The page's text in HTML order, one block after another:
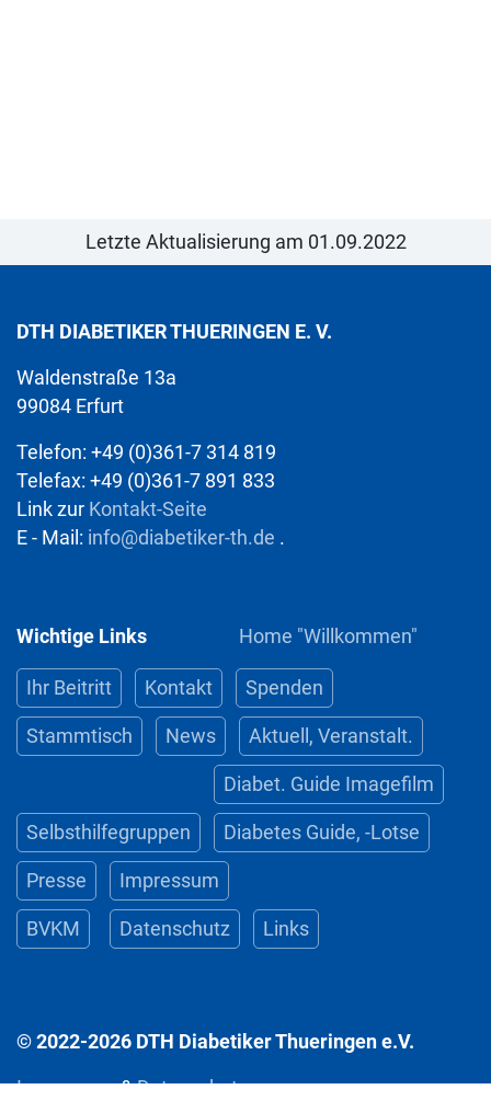
Letzte Aktualisierung am 01.09.2022
DTH DIABETIKER THUERINGEN E. V.
Waldenstraße 13a
99084 Erfurt
Telefon: +49 (0)361-7 314 819
Telefax: +49 (0)361-7 891 833
Link zur Kontakt-Seite
E - Mail: info@diabetiker-th.de .
Wichtige Links Home "Willkommen"
Ihr Beitritt Kontakt Spenden
Stammtisch News Aktuell, Veranstalt.
Selbsthilfegruppen
Diabet. Guide Imagefilm
Diabetes Guide, -Lotse
Presse
BVKM
Impressum
Datenschutz Links
© 2022-2026 DTH Diabetiker Thueringen e.V.
Impressum&Datenschutz